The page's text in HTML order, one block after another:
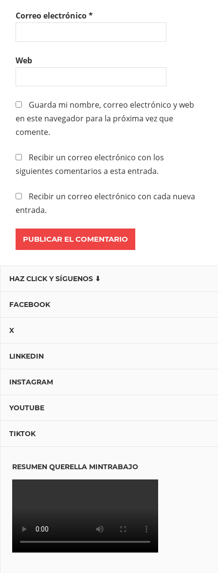
Correo electrónico*
Web
Guarda mi nombre, correo electrónico y web
en este navegador para la próxima vez que
comente.
Recibir un correo electrónico con los
siguientes comentarios a esta entrada.
Recibir un correo electrónico con cada nueva
entrada.
HAZ CLICK Y SÍGUENOS ⬇
FACEBOOK
X
LINKEDIN
INSTAGRAM
YOUTUBE
TIKTOK
RESUMEN QUERELLA MINTRABAJO